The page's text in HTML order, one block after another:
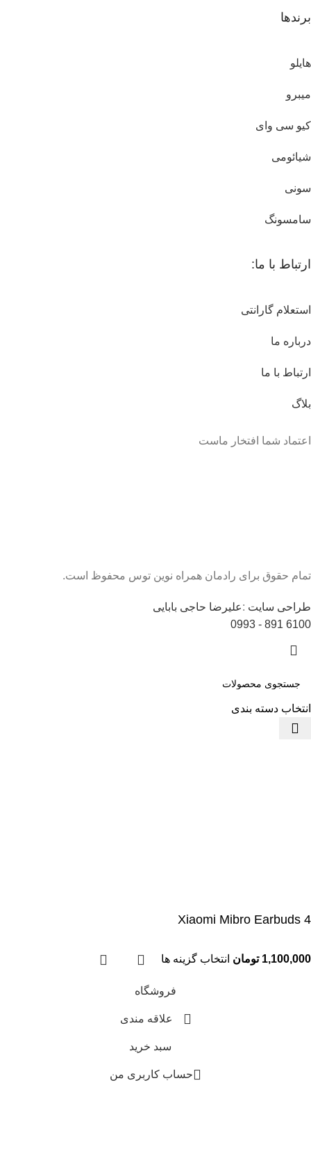
برندها
هایلو
میبرو
کیو سی وای
شیائومی
سونی
سامسونگ
ارتباط با ما:
استعلام گارانتی
درباره ما
ارتباط با ما
بلاگ
اعتماد شما افتخار ماست
تمام حقوق برای رادمان همراه نوین توس محفوظ است.
طراحی سایت :علیرضا حاجی بابایی
6100 891 - 0993
انتخاب دسته بندی
Xiaomi Mibro Earbuds 4
1,100,000 تومان انتخاب گزینه ها
فروشگاه
علاقه مندی
سبد خرید
حساب کاربری من